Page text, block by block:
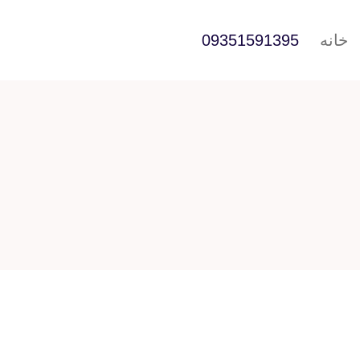
خانه 09351591395